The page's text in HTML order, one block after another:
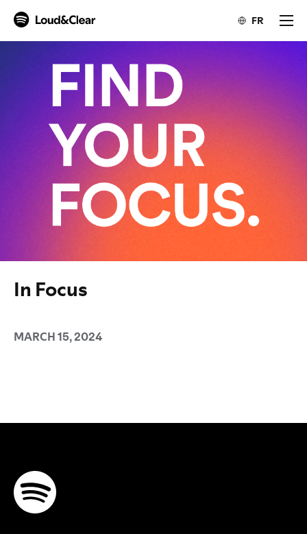
FR
In Focus
MARCH 15, 2024